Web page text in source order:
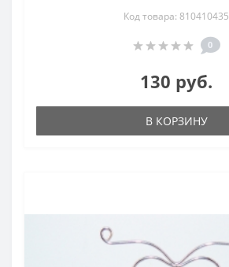
Код товара: 810410435
0
130 руб.
В КОРЗИНУ